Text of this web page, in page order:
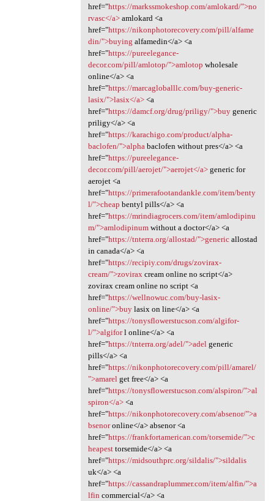
href="https://markssmokeshop.com/amlokard/">no
rvasc</a>amlokard <a
href="https://nikonphotorecovery.com/pill/alfame
din/">buying alfamedin</a> <a
href="https://pureelegance-
decor.com/pill/amlotop/">amlotop wholesale
online</a> <a
href="https://marcagloballlc.com/buy-generic-
lasix/">lasix</a><a
href="https://damcf.org/drug/priligy/">buygeneric
priligy</a> <a
href="https://karachigo.com/product/alpha-
baclofen/">alpha baclofen without pres</a> <a
href="https://pureelegance-
decor.com/pill/aerojet/">aerojet</a>generic for
aerojet <a
href="https://primerafootandankle.com/item/benty
l/">cheap bentyl pills</a> <a
href="https://mrindiagrocers.com/item/amlodipinu
m/">amlodipinumwithout a doctor</a> <a
href="https://tnterra.org/allostad/">genericallostad
in canada</a> <a
href="https://recipiy.com/drugs/zovirax-
cream/">zovirax cream online no script</a>
zovirax cream online no script <a
href="https://wellnowuc.com/buy-lasix-
online/">buylasix on line</a> <a
href="https://tonysflowerstucson.com/algifor-
l/">algiforl online</a> <a
href="https://tnterra.org/adel/">adel generic
pills</a> <a
href="https://nikonphotorecovery.com/pill/amarel/
">amarel get free</a> <a
href="https://tonysflowerstucson.com/alspiron/">al
spiron</a><a
href="https://nikonphotorecovery.com/absenor/">a
bsenoronline</a> absenor <a
href="https://frankfortamerican.com/torsemide/">c
heapesttorsemide</a> <a
href="https://midsouthprc.org/sildalis/">sildalis
uk</a> <a
href="https://cassandraplummer.com/item/alfin/">a
lfin commercial</a> <a